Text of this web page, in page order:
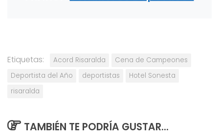
Etiquetas: Acord Risaralda
Cena de Campeones
Deportista del Año
deportistas
Hotel Sonesta
risaralda
TAMBIÉN TE PODRÍA GUSTAR...